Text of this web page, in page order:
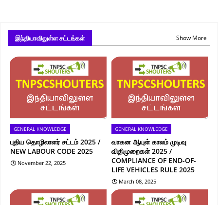
இந்தியாவிலுள்ள சட்டங்கள் Show More
GENERAL KNOWLEDGE
புதிய தொழிலாளர் சட்டம் 2025 /
NEW LABOUR CODE 2025
November 22, 2025
GENERAL KNOWLEDGE
வாகன ஆயுள் காலம் முடிவு
விதிமுறைகள் 2025 /
COMPLIANCE OF END-OF-
LIFE VEHICLES RULE 2025
March 08, 2025